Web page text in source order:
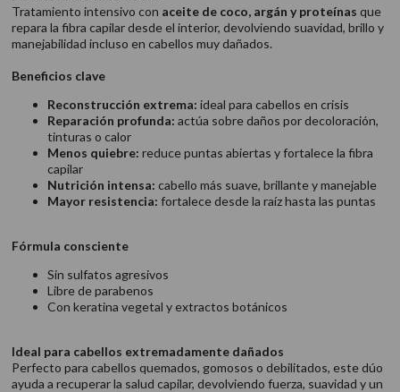
Tratamiento intensivo con aceite de coco, argán y proteínas que
repara la fibra capilar desde el interior, devolviendo suavidad, brillo y
manejabilidad incluso en cabellos muy dañados.
Beneficios clave
Reconstrucción extrema: ideal para cabellos en crisis
Reparación profunda: actúa sobre daños por decoloración,
tinturas o calor
Menos quiebre: reduce puntas abiertas y fortalece la fibra
capilar
Nutrición intensa: cabello más suave, brillante y manejable
Mayor resistencia: fortalece desde la raíz hasta las puntas
Fórmula consciente
Sin sulfatos agresivos
Libre de parabenos
Con keratina vegetal y extractos botánicos
Ideal para cabellos extremadamente dañados
Perfecto para cabellos quemados, gomosos o debilitados, este dúo
ayuda a recuperar la salud capilar, devolviendo fuerza, suavidad y un